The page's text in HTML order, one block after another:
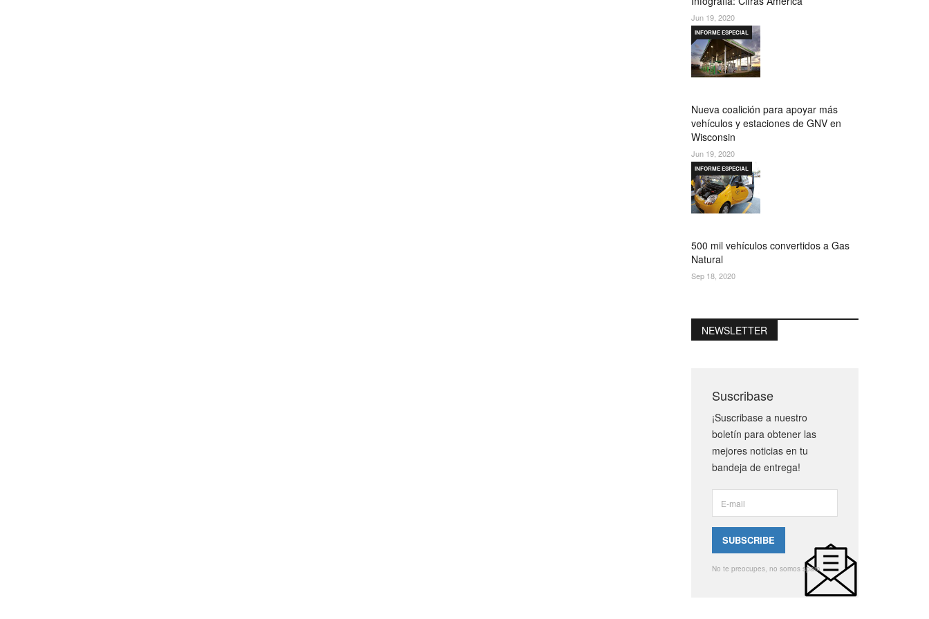
Jun 19, 2020
Nueva coalición para apoyar más
vehículos y estaciones de GNV en
Wisconsin
INFORME ESPECIAL
Jun 19, 2020
500 mil vehículos convertidos a Gas
Natural
INFORME ESPECIAL
Sep 18, 2020
NEWSLETTER
Suscribase
¡Suscribase a nuestro
boletín para obtener las
mejores noticias en tu
bandeja de entrega!
No te preocupes, no somos spam